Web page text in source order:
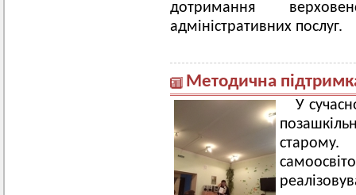
дотримання
адміністративних послуг.
Методична
У
старому.